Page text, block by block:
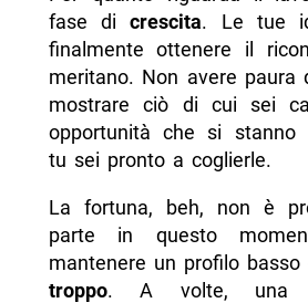
fase dicrescita. Le tue
finalmente ottenere il
meritano. Non avere
mostrare ciò di cui sei
opportunità che si stanno
tu sei pronto a coglierle.
La fortuna, beh, non è
parte in questo
mantenere un profilo basso
troppo. A volte, una